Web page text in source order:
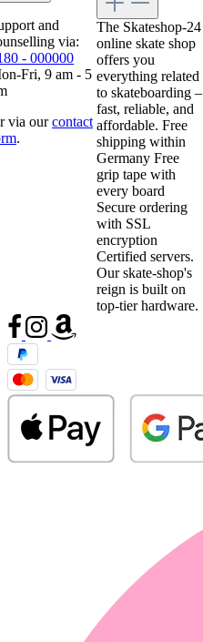
and
via:
- 000000
Fri, 9 am - 5
via ourcontact
.
The Skateshop-24
online skate shop
offers you
everything related
to skateboarding –
fast, reliable, and
affordable. Free
shipping within
Germany Free
grip tape with
every board
Secure ordering
with SSL
encryption
Certified servers.
Our skate-shop's
reign is built on
top-tier hardware.